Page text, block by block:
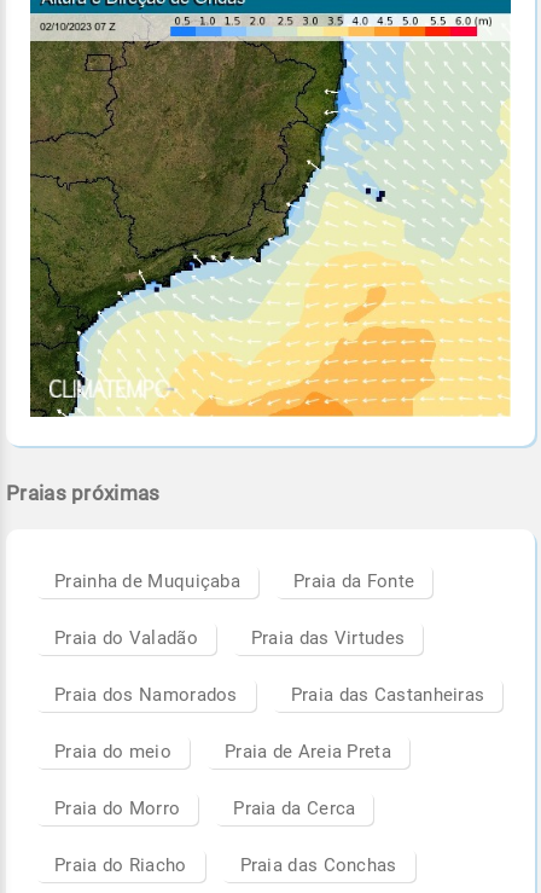
Praias próximas
Prainha de Muquiçaba Praia da Fonte
Praia do Valadão Praia das Virtudes
Praia dos Namorados Praia das Castanheiras
Praia do meio Praia de Areia Preta
Praia do Morro Praia da Cerca
Praia do Riacho Praia das Conchas